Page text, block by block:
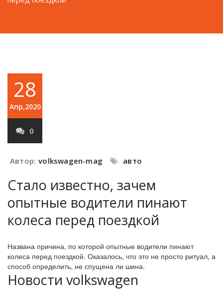
28
Апр,2020
0
Автор: volkswagen-mag авто
Стало известно, зачем
опытные водители пинают
колеса перед поездкой
Названа причина, по которой опытные водители пинают
колеса перед поездкой. Оказалось, что это не просто ритуал, а
способ определить, не спущена ли шина.
Новости volkswagen